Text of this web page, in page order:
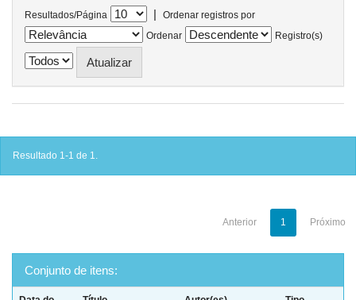
Resultados/Página |
Ordenar registros por
Ordenar
Registro(s)
Resultado 1-1 de 1.
Anterior 1 Próximo
Conjunto de itens: